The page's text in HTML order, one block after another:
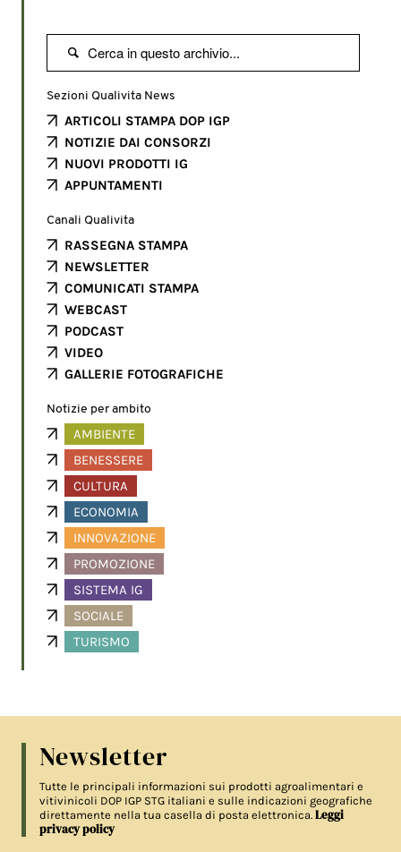

Sezioni Qualivita News
ARTICOLI STAMPA DOP IGP
NOTIZIE DAI CONSORZI
NUOVI PRODOTTI IG
APPUNTAMENTI
Canali Qualivita
RASSEGNA STAMPA
NEWSLETTER
COMUNICATI STAMPA
WEBCAST
PODCAST
VIDEO
GALLERIE FOTOGRAFICHE
Notizie per ambito
AMBIENTE
BENESSERE
CULTURA
ECONOMIA
INNOVAZIONE
PROMOZIONE
SISTEMA IG
SOCIALE
TURISMO
Newsletter
Tutte le principali informazioni sui prodotti agroalimentari e
vitivinicoli DOP IGP STG italiani e sulle indicazioni geografiche
direttamente nella tua casella di posta elettronica.Leggi
privacy policy